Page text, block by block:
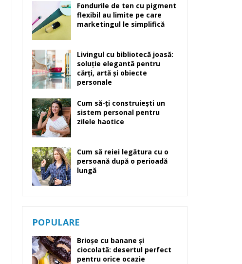
Fondurile de ten cu pigment
flexibil au limite pe care
marketingul le simplifică
Livingul cu bibliotecă joasă:
soluție elegantă pentru
cărți, artă și obiecte
personale
Cum să-ți construiești un
sistem personal pentru
zilele haotice
Cum să reiei legătura cu o
persoană după o perioadă
lungă
POPULARE
Brioșe cu banane și
ciocolată: desertul perfect
pentru orice ocazie